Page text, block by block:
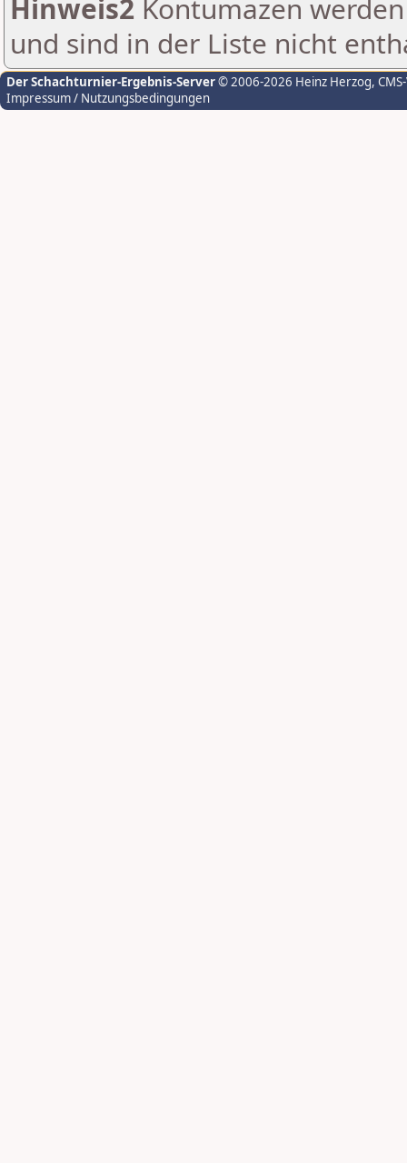
Hinweis2 Kontumazen
und sind in der Liste nicht
Der Schachturnier-Ergebnis-Server© 2006-2026 Heinz Herzog,
Impressum / Nutzungsbedingungen